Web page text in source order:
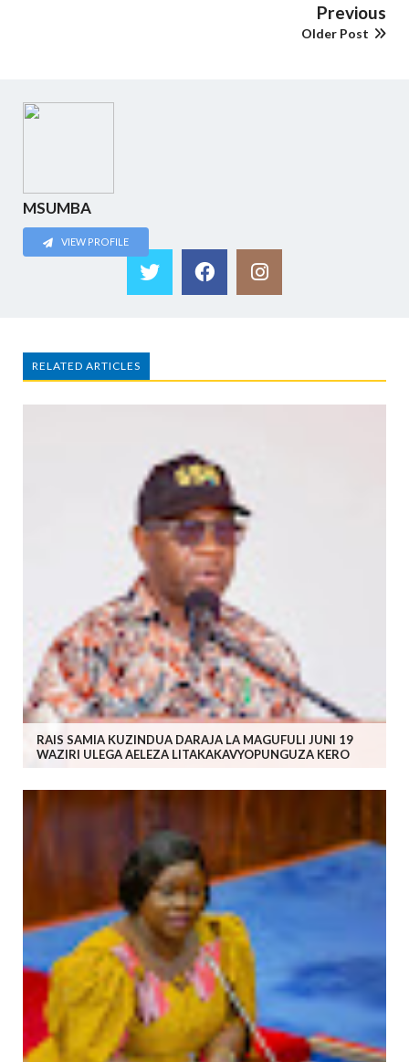
Previous
Older Post
MSUMBA
VIEW PROFILE
RELATED ARTICLES
RAIS SAMIA KUZINDUA DARAJA LA MAGUFULI JUNI 19
WAZIRI ULEGA AELEZA LITAKAKAVYOPUNGUZA KERO